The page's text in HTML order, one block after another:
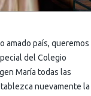
amado país, queremos
del Colegio
María todas las
nuevamente la